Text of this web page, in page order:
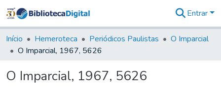
&
Coleções
Tudo na
Digital
Entrar
Início Hemeroteca Periódicos Paulistas
O Imparcial
O Imparcial, 1967, 5626
O Imparcial, 1967, 5626